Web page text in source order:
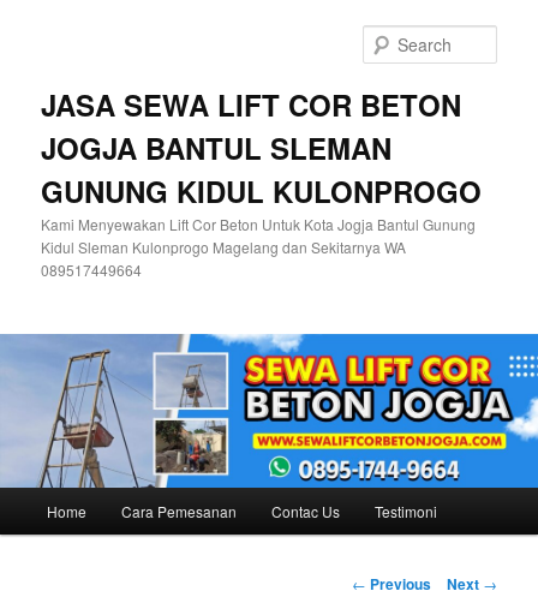
JASA SEWA LIFT COR BETON
JOGJA BANTUL SLEMAN
GUNUNG KIDUL KULONPROGO
Kami Menyewakan Lift Cor Beton Untuk Kota Jogja Bantul Gunung
Kidul Sleman Kulonprogo Magelang dan Sekitarnya WA
089517449664
Home Cara Pemesanan Contac Us Testimoni
Post
← Previous Next →